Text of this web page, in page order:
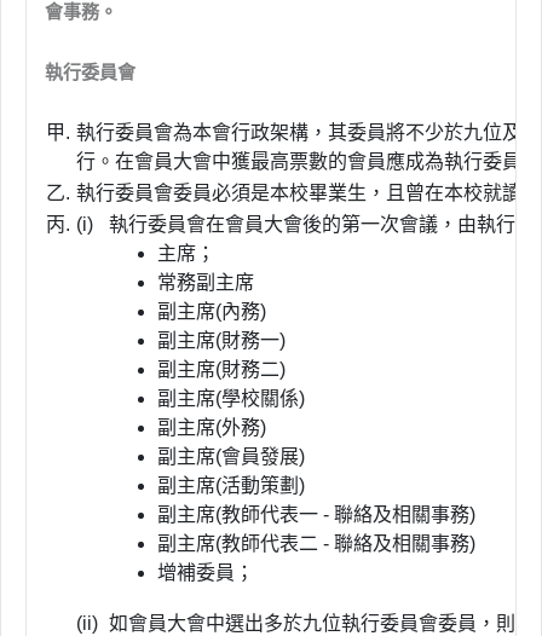
會事務。
執行委員會
甲. 執行委員會為本會行政架構，其委員將不少於九位及
行。在會員大會中獲最高票數的會員應成為執行委員
乙. 執行委員會委員必須是本校畢業生，且曾在本校就讀
丙. (i)
執行委員會在會員大會後的第一次會議，由執行委
主席；
常務副主席
副主席(內務)
副主席(財務一)
副主席(財務二)
副主席(學校關係)
副主席(外務)
副主席(會員發展)
副主席(活動策劃)
副主席(教師代表一 - 聯絡及相關事務)
副主席(教師代表二 - 聯絡及相關事務)
增補委員；
(ii) 如會員大會中選出多於九位執行委員會委員，則